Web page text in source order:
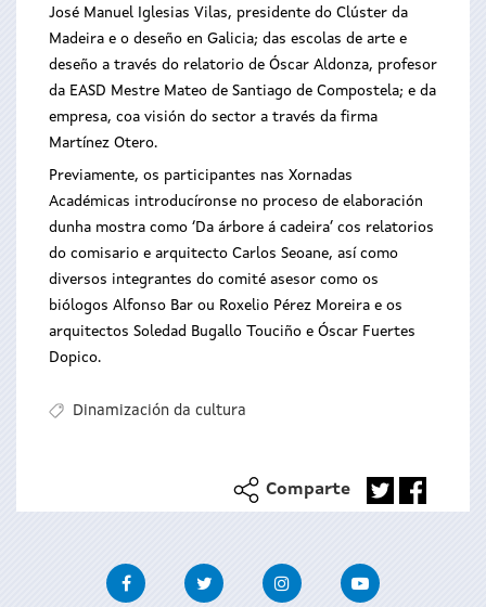
José Manuel Iglesias Vilas, presidente do Clúster da
Madeira e o deseño en Galicia; das escolas de arte e
deseño a través do relatorio de Óscar Aldonza, profesor
da EASD Mestre Mateo de Santiago de Compostela; e da
empresa, coa visión do sector a través da firma
Martínez Otero.
Previamente, os participantes nas Xornadas
Académicas introducíronse no proceso de elaboración
dunha mostra como ‘Da árbore á cadeira’ cos relatorios
do comisario e arquitecto Carlos Seoane, así como
diversos integrantes do comité asesor como os
biólogos Alfonso Bar ou Roxelio Pérez Moreira e os
arquitectos Soledad Bugallo Touciño e Óscar Fuertes
Dopico.
Dinamización da cultura
Comparte
FacebookTwitter InstagramYoutube